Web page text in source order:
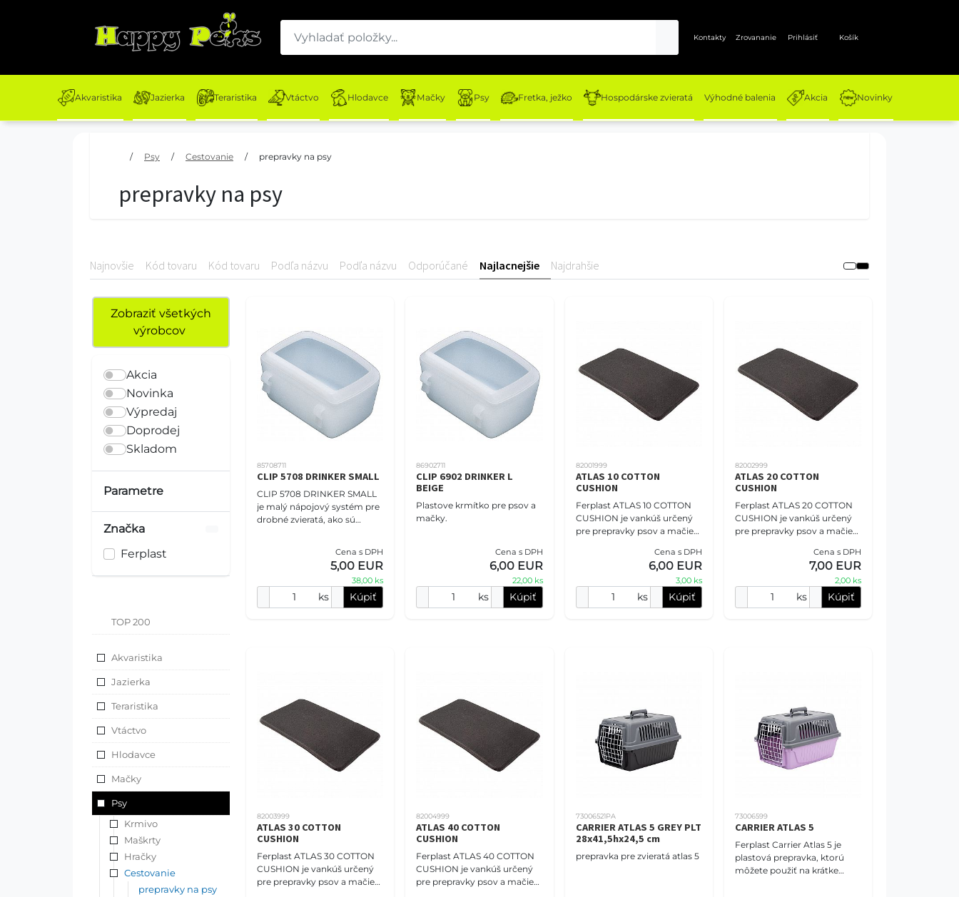
Kontakty Zrovananie Prihlásiť Košík
Akvaristika Jazierka Teraristika Vtáctvo Hlodavce Mačky Psy Fretka, ježko Hospodárske zvieratá Výhodné balenia Akcia Novinky
/ Psy / Cestovanie / prepravky na psy
prepravky na psy
Najnovšie Kód tovaru Kód tovaru Podľa názvu Podľa názvu Odporúčané Najlacnejšie Najdrahšie
Zobraziť všetkých
výrobcov
Akcia
Novinka
Výpredaj
Doprodej
Skladom
Parametre
Značka
Ferplast
TOP 200
Akvaristika
Jazierka
Teraristika
Vtáctvo
Hlodavce
Mačky
Psy
Krmivo
Maškrty
Hračky
Cestovanie
prepravky na psy
85708711
CLIP 5708 DRINKER SMALL
CLIP 5708 DRINKER SMALL
je malý nápojový systém pre
drobné zvieratá, ako sú
jednoduchý prístup k vo
Cena s DPH
5,00 EUR
38,00 ks
ks Kúpiť
86902711
CLIP 6902 DRINKER L
BEIGE
Plastove krmítko pre psov a
mačky.
Cena s DPH
6,00 EUR
22,00 ks
ks Kúpiť
82001999
ATLAS 10 COTTON
CUSHION
Ferplast ATLAS 10 COTTON
CUSHION je vankúš určený
pre prepravky psov a mačiek.
bavlneného materiálu a
poskytuje pohodlné miesto
Cena s DPH
6,00 EUR
3,00 ks
ks Kúpiť
82002999
ATLAS 20 COTTON
CUSHION
Ferplast ATLAS 20 COTTON
CUSHION je vankúš určený
pre prepravky psov a mačiek.
bavlneného materiálu a
poskytuje pohodlné miesto
Cena s DPH
7,00 EUR
2,00 ks
ks Kúpiť
82003999
ATLAS 30 COTTON
CUSHION
Ferplast ATLAS 30 COTTON
CUSHION je vankúš určený
pre prepravky psov a mačiek.
82004999
ATLAS 40 COTTON
CUSHION
Ferplast ATLAS 40 COTTON
CUSHION je vankúš určený
pre prepravky psov a mačiek.
73006521PA
CARRIER ATLAS 5 GREY PLT
28x41,5hx24,5 cm
prepravka pre zvieratá atlas 5
73006599
CARRIER ATLAS 5
Ferplast Carrier Atlas 5 je
plastová prepravka, ktorú
môžete použiť na krátke